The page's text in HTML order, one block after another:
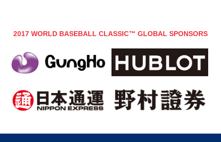
2017 WORLD BASEBALL CLASSIC™ GLOBAL SPONSORS